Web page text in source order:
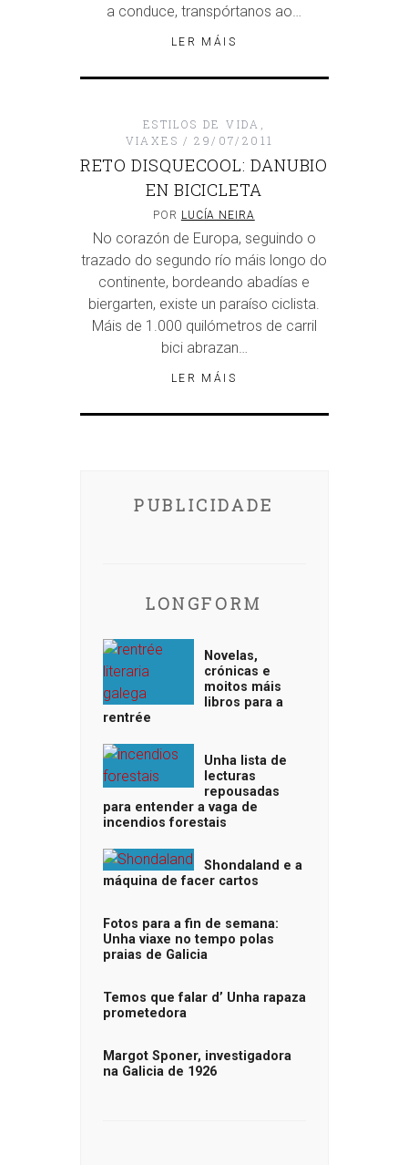
a conduce, transpórtanos ao…
LER MÁIS
ESTILOS DE VIDA ,
VIAXES
29/07/2011
RETO DISQUECOOL: DANUBIO
EN BICICLETA
POR LUCÍA NEIRA
No corazón de Europa, seguindo o
trazado do segundo río máis longo do
continente, bordeando abadías e
biergarten, existe un paraíso ciclista.
Máis de 1.000 quilómetros de carril
bici abrazan…
LER MÁIS
PUBLICIDADE
LONGFORM
Novelas,
crónicas e
moitos máis
libros para a
rentrée
Unha lista de
lecturas
repousadas
para entender a vaga de
incendios forestais
Shondaland e a
máquina de facer cartos
Fotos para a fin de semana:
Unha viaxe no tempo polas
praias de Galicia
Temos que falar d’ Unha rapaza
prometedora
Margot Sponer, investigadora
na Galicia de 1926